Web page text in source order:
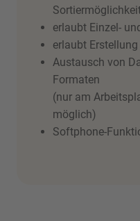
erlaubt Einzel-
erlaubt
Austausch von
Formaten
(nur am
möglich)
Softphone-